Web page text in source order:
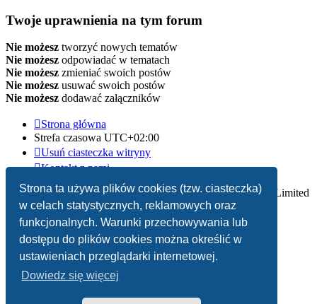
Strona ta używa plików cookies (tzw. ciasteczka)
w celach statystycznych, reklamowych oraz
funkcjonalnych. Warunki przechowywania lub
dostępu do plików cookies można określić w
ustawieniach przeglądarki internetowej.
Dowiedz się więcej
Twoje uprawnienia na tym forum
Nie możesz tworzyć nowych tematów
Nie możesz odpowiadać w tematach
Nie możesz zmieniać swoich postów
Nie możesz usuwać swoich postów
Nie możesz dodawać załączników
Strona główna
Strefa czasowa UTC+02:00
Usuń ciasteczka witryny
Kontakt z nami
Technologię dostarczaphpBB® Forum Software © phpBB Limited
Polski pakiet językowy dostarczaphpBB.pl
Zasady ochrony danych osobowych |Regulamin